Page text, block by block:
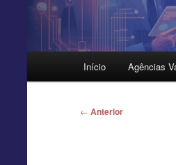
Início Agências
Navegação
← Anterior